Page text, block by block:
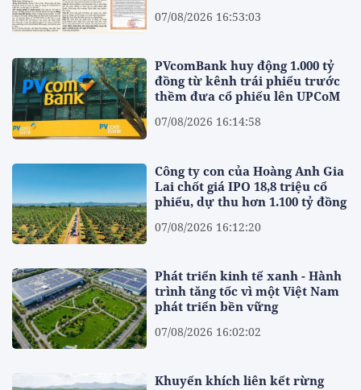
07/08/2026 16:53:03
PVcomBank huy động 1.000 tỷ
đồng từ kênh trái phiếu trước
thềm đưa cổ phiếu lên UPCoM
07/08/2026 16:14:58
Công ty con của Hoàng Anh Gia
Lai chốt giá IPO 18,8 triệu cổ
phiếu, dự thu hơn 1.100 tỷ đồng
07/08/2026 16:12:20
Phát triển kinh tế xanh - Hành
trình tăng tốc vì một Việt Nam
phát triển bền vững
07/08/2026 16:02:02
Khuyến khích liên kết rừng